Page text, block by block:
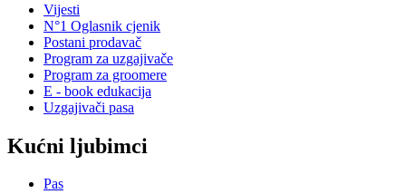
Vijesti
N°1 Oglasnik cjenik
Postani prodavač
Program za uzgajivače
Program za groomere
E - book edukacija
Uzgajivači pasa
Kućni ljubimci
Pas